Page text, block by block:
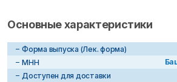
Основные характеристики
Форма выпуска (Лек. форма)
МНН
Доступен для доставки